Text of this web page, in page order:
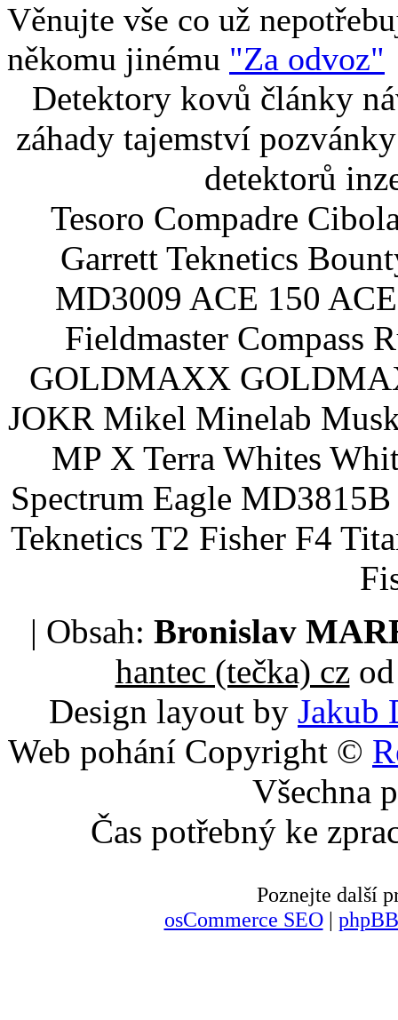
Věnujte vše co už
někomu jinému "Za odvoz"
Detektory kovů články
záhady tajemství
detektorů
Tesoro Compadre
Garrett Teknetics
MD3009 ACE 150
Fieldmaster Compass
GOLDMAXX
JOKR Mikel Minelab
MP X Terra Whites
Spectrum Eagle
Teknetics T2 Fisher F4
| Obsah: Bronislav
hantec (tečka) czod
Design layout by Jakub
Web pohání Copyright ©
Všechna
Čas potřebný ke
Poznejte další
osCommerce SEO|